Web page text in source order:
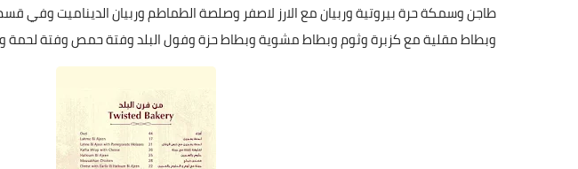
طاجن وسمكة حرة بيروتية وربيان مع الارز لاصفر وصلصة الطماطم وربيان الديناميت وفي قسم
وبطاط مقلية مع كزبرة وثوم وبطاط مشوية وبطاط حزة وفول البلد وفتة حمص وفتة لحمة